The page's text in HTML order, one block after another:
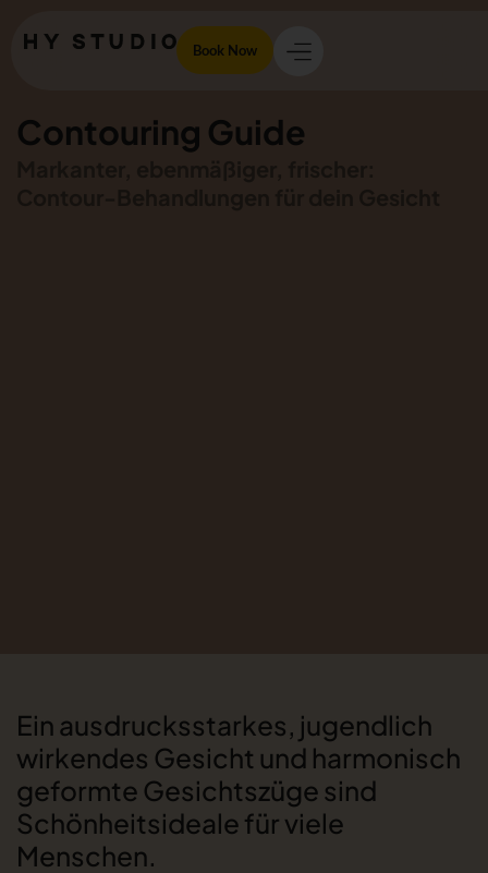
Book Now
Contouring Guide
Ein ausdrucksstarkes, jugendlich
wirkendes Gesicht und harmonisch
geformte Gesichtszüge sind
Schönheitsideale für viele
Menschen.